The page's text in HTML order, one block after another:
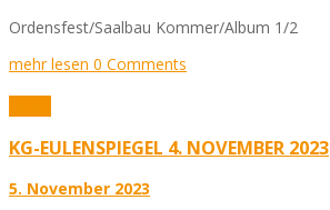
Ordensfest/Saalbau Kommer/Album 1/2
mehr lesen 0 Comments
KG-EULENSPIEGEL 4. NOVEMBER 2023
5. November 2023